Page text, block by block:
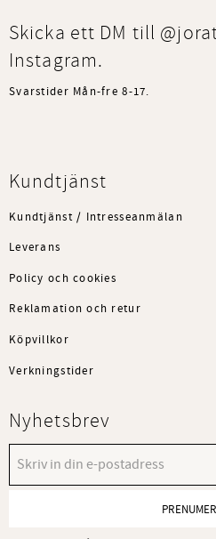
Skicka ett DM till
Instagram.
Svarstider Mån-fre 8-17.
Kundtjänst
Kundtjänst / Intresseanmälan
Leverans
Policy och cookies
Reklamation och retur
Köpvillkor
Verkningstider
Nyhetsbrev